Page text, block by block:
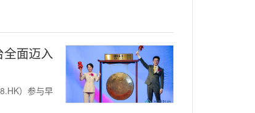
面迈入
）参与早